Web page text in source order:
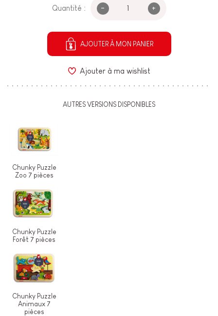
Quantité : - +
AJOUTER À MON PANIER
Ajouter à ma wishlist
AUTRES VERSIONS DISPONIBLES
Chunky Puzzle
Zoo 7 pièces
Chunky Puzzle
Forêt 7 pièces
Chunky Puzzle
Animaux 7
pièces